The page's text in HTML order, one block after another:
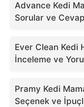
Advance Kedi
Sorular ve
Ever Clean Kedi
İnceleme ve
Pramy Kedi
Seçenek ve